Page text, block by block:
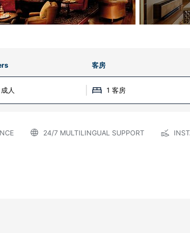
客房
人 1 客房
24/7 MULTILINGUAL SUPPORT